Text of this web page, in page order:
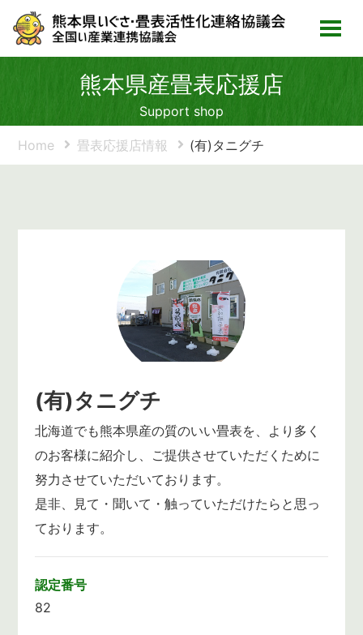
熊本県産畳表応援店
Support shop
Home 畳表応援店情報 (有)タニグチ
(有)タニグチ
北海道でも熊本県産の質のいい畳表を、より多く
のお客様に紹介し、ご提供させていただくために
努力させていただいております。
是非、見て・聞いて・触っていただけたらと思っ
ております。
認定番号
82